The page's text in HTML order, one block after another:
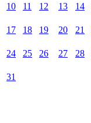
10 11 12 13 14
17 18 19 20 21
24 25 26 27 28
31